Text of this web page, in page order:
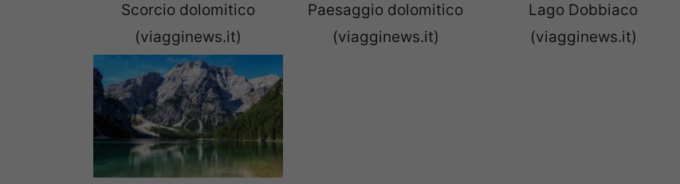
Scorcio dolomitico
(viagginews.it)
Paesaggio dolomitico
(viagginews.it)
Lago Dobbiaco
(viagginews.it)